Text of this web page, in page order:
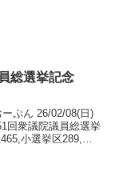
総選挙記念
ぷん 26/02/08(日)
回衆議院議員総選挙
小選挙区289,比